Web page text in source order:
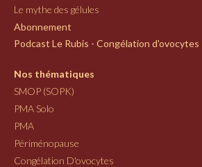
Le mythe des gélules
Abonnement
Podcast Le Rubis - Congélation d'ovocytes
Nos thématiques
SMOP (SOPK)
PMA Solo
PMA
Périménopause
Congélation D'ovocytes